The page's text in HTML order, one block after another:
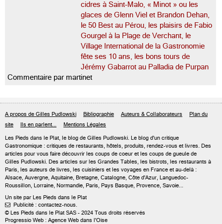
cidres à Saint-Malo, « Minot » ou les
glaces de Glenn Viel et Brandon Dehan,
le 50 Best au Pérou, les plaisirs de Fabio
Gourgel à la Plage de Verchant, le
Village International de la Gastronomie
fête ses 10 ans, les bons tours de
Jérémy Gabarrot au Palladia de Purpan
Commentaire par martinet
A propos de Gilles Pudlowski Bibliographie Auteurs & Collaborateurs
Plan du
site
Ils en parlent... Mentions Légales
Les Pieds dans le Plat, le blog de Gilles Pudlowski. Le blog d'un critique
Gastronomique : critiques de restaurants, hôtels, produits, rendez-vous et livres. Des
articles pour vous faire découvrir les coups de coeur et les coups de gueule de
Gilles Pudlowski. Des articles sur les Grandes Tables, les bistrots, les restaurants à
Paris, les auteurs de livres, les cuisiniers et les voyages en France et au-delà :
Alsace, Auvergne, Aquitaine, Bretagne, Catalogne, Côte d'Azur, Languedoc-
Roussillon, Lorraine, Normandie, Paris, Pays Basque, Provence, Savoie...
Un site par Les Pieds dans le Plat
 Publicité : contactez-nous.
© Les Pieds dans le Plat SAS - 2024 Tous droits réservés
Progressio Web : Agence Web dans l'Oise